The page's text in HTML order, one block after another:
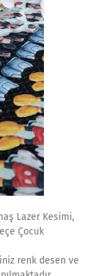
Lazer Kesimi,
Çocuk
renk desen ve